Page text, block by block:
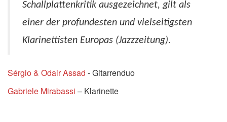
Schallplattenkritik ausgezeichnet, gilt als
einer der profundesten und vielseitigsten
Klarinettisten Europas (Jazzzeitung).
Sérgio & Odair Assad - Gitarrenduo
Gabriele Mirabassi – Klarinette